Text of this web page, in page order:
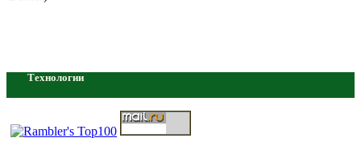
Технологии